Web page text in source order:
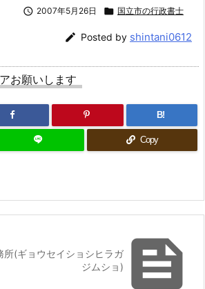
 2007年5月26日  国立市の行政書士
 Posted by shintani0612
お願いします
B!
Copy

所(ギョウセイショシヒラガ
ジムショ)